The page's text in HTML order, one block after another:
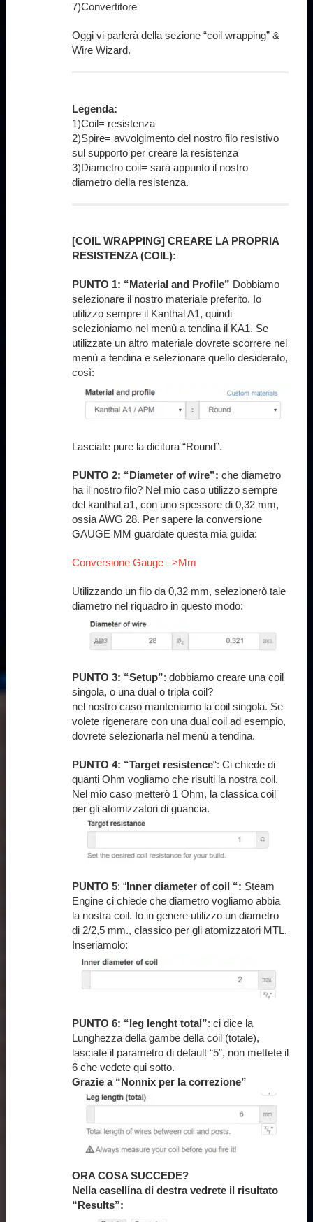
7)Convertitore
Oggi vi parlerà della sezione “coil wrapping” &
Wire Wizard.
Legenda:
1)Coil= resistenza
2)Spire= avvolgimento del nostro filo resistivo
sul supporto per creare la resistenza
3)Diametro coil= sarà appunto il nostro
diametro della resistenza.
[COIL WRAPPING] CREARE LA PROPRIA
RESISTENZA (COIL):
PUNTO 1: “Material and Profile” Dobbiamo
selezionare il nostro materiale preferito. Io
utilizzo sempre il Kanthal A1, quindi
selezioniamo nel menù a tendina il KA1. Se
utilizzate un altro materiale dovrete scorrere nel
menù a tendina e selezionare quello desiderato,
così:
Lasciate pure la dicitura “Round”.
PUNTO 2: “Diameter of wire”: che diametro
ha il nostro filo? Nel mio caso utilizzo sempre
del kanthal a1, con uno spessore di 0,32 mm,
ossia AWG 28. Per sapere la conversione
GAUGE MM guardate questa mia guida:
Conversione Gauge –>Mm
Utilizzando un filo da 0,32 mm, selezionerò tale
diametro nel riquadro in questo modo:
PUNTO 3: “Setup”: dobbiamo creare una coil
singola, o una dual o tripla coil?
nel nostro caso manteniamo la coil singola. Se
volete rigenerare con una dual coil ad esempio,
dovrete selezionarla nel menù a tendina.
PUNTO 4: “Target resistence“: Ci chiede di
quanti Ohm vogliamo che risulti la nostra coil.
Nel mio caso metterò 1 Ohm, la classica coil
per gli atomizzatori di guancia.
PUNTO 5: “Inner diameter of coil “: Steam
Engine ci chiede che diametro vogliamo abbia
la nostra coil. Io in genere utilizzo un diametro
di 2/2,5 mm., classico per gli atomizzatori MTL.
Inseriamolo:
PUNTO 6: “leg lenght total”: ci dice la
Lunghezza della gambe della coil (totale),
lasciate il parametro di default “5”, non mettete il
6 che vedete qui sotto.
Grazie a “Nonnix per la correzione”
ORA COSA SUCCEDE?
Nella casellina di destra vedrete il risultato
“Results”: